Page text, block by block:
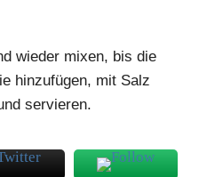
wieder mixen, bis die
hinzufügen, mit Salz
servieren.